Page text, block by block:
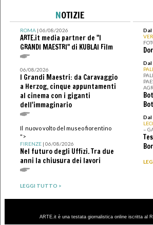
NOTIZIE
ROMA| 06/08/2026
ARTE.it media partner de "I
GRANDI MAESTRI" di KUBLAI Film
06/08/2026
I Grandi Maestri: da Caravaggio
a Herzog, cinque appuntamenti
al cinema con i giganti
dell'immaginario
Il nuovo volto del museo fiorentino
">
FIRENZE| 06/08/2026
Nel futuro degli Uffizi. Tra due
anni la chiusura dei lavori
LEGGI TUTTO >
Dal
Dal
Dal
–
ARTE.it è una testata giornalistica online iscritta al